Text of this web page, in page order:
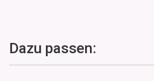
Dazu passen: